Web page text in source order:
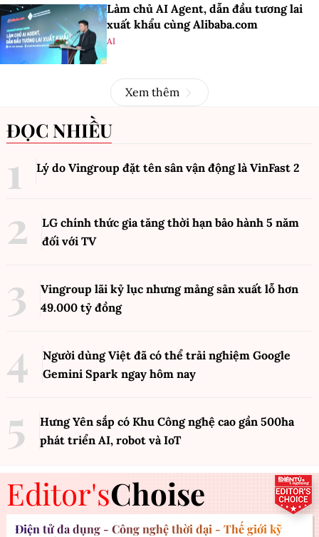
Làm chủ AI Agent, dẫn đầu tương lai
xuất khẩu cùng Alibaba.com
AI
Xem thêm
ĐỌC NHIỀU
Lý do Vingroup đặt tên sân vận động là VinFast 2
LG chính thức gia tăng thời hạn bảo hành 5 năm
đối với TV
Vingroup lãi kỷ lục nhưng mảng sản xuất lỗ hơn
49.000 tỷ đồng
Người dùng Việt đã có thể trải nghiệm Google
Gemini Spark ngay hôm nay
Hưng Yên sắp có Khu Công nghệ cao gần 500ha
phát triển AI, robot và IoT
Editor'sChoise
Điện tử đa dụng - Công nghệ thời đại - Thế giới kỹ